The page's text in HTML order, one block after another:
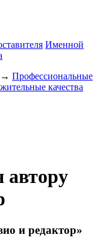
Именной
→ Профессиональные
качества
автору
и редактор»